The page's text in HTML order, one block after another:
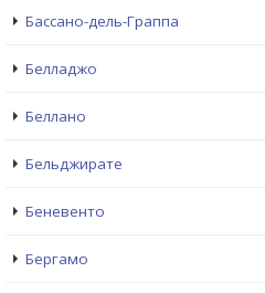
Бассано-дель-Граппа
Белладжо
Беллано
Бельджирате
Беневенто
Бергамо